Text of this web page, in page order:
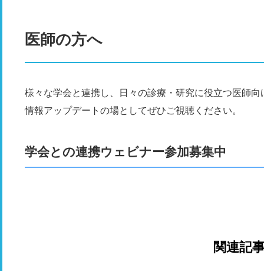
医師の方へ
様々な学会と連携し、日々の診療・研究に役立つ医師
情報アップデートの場としてぜひご視聴ください。
学会との連携ウェビナー参加募集中
関連記